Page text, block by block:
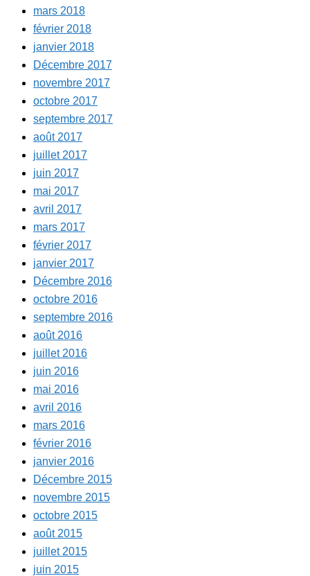
mars 2018
février 2018
janvier 2018
Décembre 2017
novembre 2017
octobre 2017
septembre 2017
août 2017
juillet 2017
juin 2017
mai 2017
avril 2017
mars 2017
février 2017
janvier 2017
Décembre 2016
octobre 2016
septembre 2016
août 2016
juillet 2016
juin 2016
mai 2016
avril 2016
mars 2016
février 2016
janvier 2016
Décembre 2015
novembre 2015
octobre 2015
août 2015
juillet 2015
juin 2015